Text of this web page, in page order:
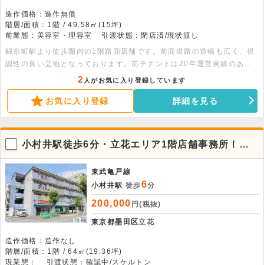
造作価格：造作無償
階層/面積：1階 / 49.58㎡(15坪)
前業態：美容室・理容室
引渡状態：閉店済/現状渡し
錦糸町駅より徒歩圏内の1階路面店舗です。前面道路の道幅も広く、視
認性の良い立地となっております。前テナントは20年運営実績のある
美容室でした。同様に美容室のようなサービス業態はもちろん、軽飲食
まで相談可能なため、幅広い業態でご検討いただけます。お早目にお問
合せください。
2 人がお気に入り登録しています
お気に入り登録 詳細を見る
小村井駅徒歩6分・立花エリア1階店舗事務所！ス
ケルトン渡し
東武亀戸線
小村井駅 徒歩6分
200,000 円(税抜)
東京都墨田区立花
造作価格：造作なし
階層/面積：1階 / 64㎡(19.36坪)
現業態：
引渡状態：確認中/スケルトン